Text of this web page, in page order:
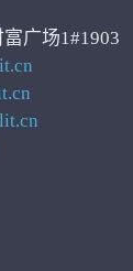
广场1#1903